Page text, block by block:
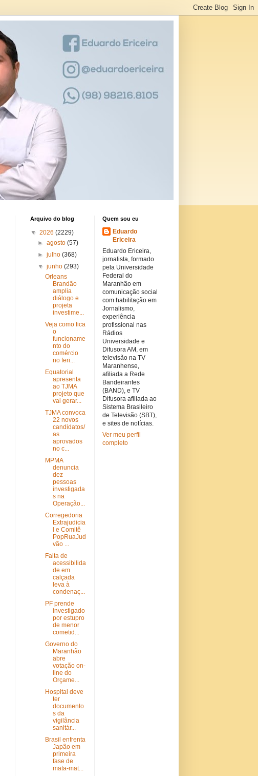
Arquivo do blog
▼ 2026 (2229)
► agosto (57)
► julho (368)
▼ junho (293)
Orleans
Brandão
amplia
diálogo e
projeta
investime...
Veja como fica
o
funcioname
nto do
comércio
no feri...
Equatorial
apresenta
ao TJMA
projeto que
vai gerar...
TJMA convoca
22 novos
candidatos/
as
aprovados
no c...
MPMA
denuncia
dez
pessoas
investigada
s na
Operação...
Corregedoria
Extrajudicia
l e Comitê
PopRuaJud
vão ...
Falta de
acessibilida
de em
calçada
leva à
condenaç...
PF prende
investigado
por estupro
de menor
cometid...
Governo do
Maranhão
abre
votação on-
line do
Orçame...
Hospital deve
ter
documento
s da
vigilância
sanitár...
Brasil enfrenta
Japão em
primeira
fase de
mata-mat...
Quem sou eu
Eduardo
Ericeira
Eduardo Ericeira,
jornalista, formado
pela Universidade
Federal do
Maranhão em
comunicação social
com habilitação em
Jornalismo,
experiência
profissional nas
Rádios
Universidade e
Difusora AM, em
televisão na TV
Maranhense,
afiliada a Rede
Bandeirantes
(BAND), e TV
Difusora afiliada ao
Sistema Brasileiro
de Televisão (SBT),
e sites de notícias.
Ver meu perfil
completo